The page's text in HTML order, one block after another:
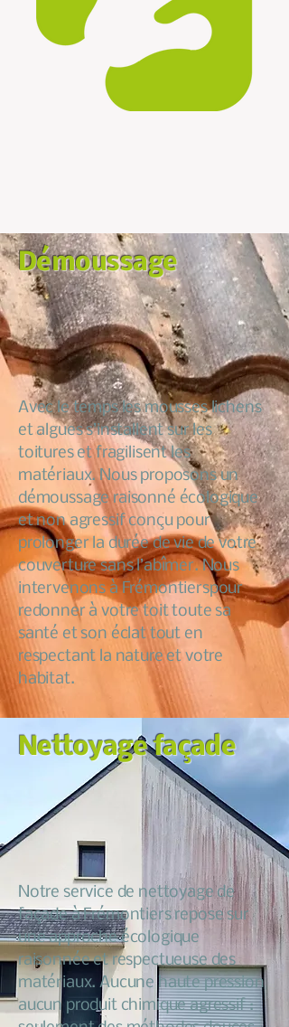
Démoussage
Avec le temps les mousses lichens
et algues s’installent sur les
toitures et fragilisent les
matériaux. Nous proposons un
démoussage raisonné écologique
et non agressif conçu pour
prolonger la durée de vie de votre
couverture sans l’abîmer. Nous
intervenons à Frémontierspour
redonner à votre toit toute sa
santé et son éclat tout en
respectant la nature et votre
habitat.
Nettoyage façade
Notre service de nettoyage de
façade à Frémontiers repose sur
une approche écologique
raisonnée et respectueuse des
matériaux. Aucune haute pression
aucun produit chimique agressif :